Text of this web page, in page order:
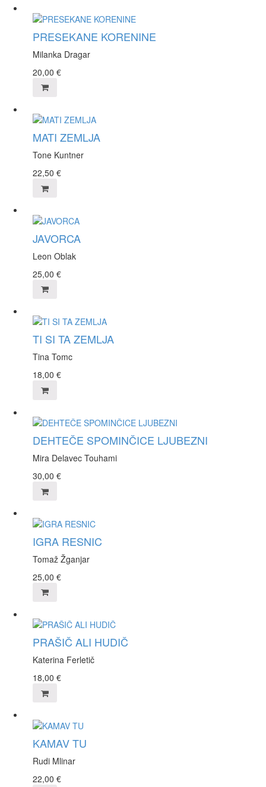
PRESEKANE KORENINE
Milanka Dragar
20,00 €
MATI ZEMLJA
Tone Kuntner
22,50 €
JAVORCA
Leon Oblak
25,00 €
TI SI TA ZEMLJA
Tina Tomc
18,00 €
DEHTEČE SPOMINČICE LJUBEZNI
Mira Delavec Touhami
30,00 €
IGRA RESNIC
Tomaž Žganjar
25,00 €
PRAŠIČ ALI HUDIČ
Katerina Ferletič
18,00 €
KAMAV TU
Rudi Mlinar
22,00 €